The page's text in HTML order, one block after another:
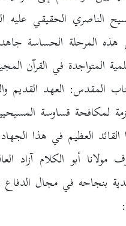
الناصري الحقيقي عليه
هذه المرحلة الحساسة
المتواجدة في
المقدس: العهد القديم
لمكافحة قساوسة
العظيم في هذا
مولانا أبو الكلام آزاد
بنجاحه في مجال